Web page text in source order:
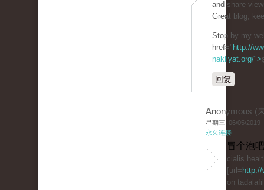
and share
Great blog,
Stop by my
href=" http://
nakliyat.org/">
回复
Anonymous (
星期三, 06/05/2019
永久连接
冒个泡
cialis
[url=
on